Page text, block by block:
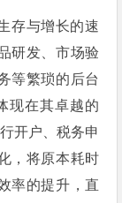
存与增长的速
研发、市场验
等繁琐的后台
现在其卓越的
开户、税务申
，将原本耗时
率的提升，直